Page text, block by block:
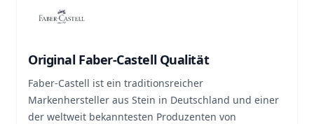
Original Faber-Castell Qualität
Faber-Castell ist ein traditionsreicher
Markenhersteller aus Stein in Deutschland und einer
der weltweit bekanntesten Produzenten von